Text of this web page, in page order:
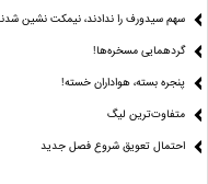
سهم سیدورف را ندادند، نیمکت نشین
گردهمایی مسخره‌ها!
پنجره بسته، هواداران خسته!
متفاوت‌ترین لیگ
احتمال تعویق شروع فصل جدید